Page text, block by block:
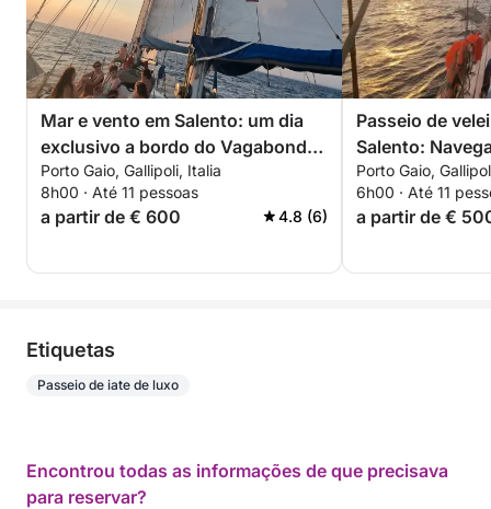
Mar e vento em Salento: um dia
exclusivo a bordo do Vagabond
Ketch 47
Porto Gaio, Gallipoli, Italia
8h00 · Até 11 pessoas
a partir de € 600 4.8 (6)
Passeio de
Salento:
personalizada
Vagabond
sexta-feira
Porto Gaio,
6h00 · Até 11
a partir de €
Etiquetas
Passeio de iate de luxo
Encontrou todas as informações de que precisava
para reservar?